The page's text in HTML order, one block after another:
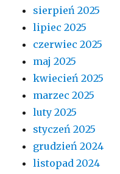
sierpień 2025
lipiec 2025
czerwiec 2025
maj 2025
kwiecień 2025
marzec 2025
luty 2025
styczeń 2025
grudzień 2024
listopad 2024